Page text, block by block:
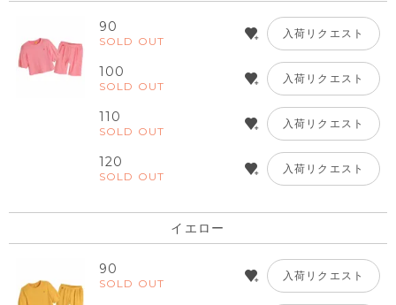
90
SOLD OUT
入荷リクエスト
100
SOLD OUT
入荷リクエスト
110
SOLD OUT
入荷リクエスト
120
SOLD OUT
入荷リクエスト
イエロー
90
SOLD OUT
入荷リクエスト